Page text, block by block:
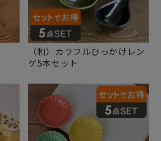
（和）カラフルひっかけレン
ゲ5本セット